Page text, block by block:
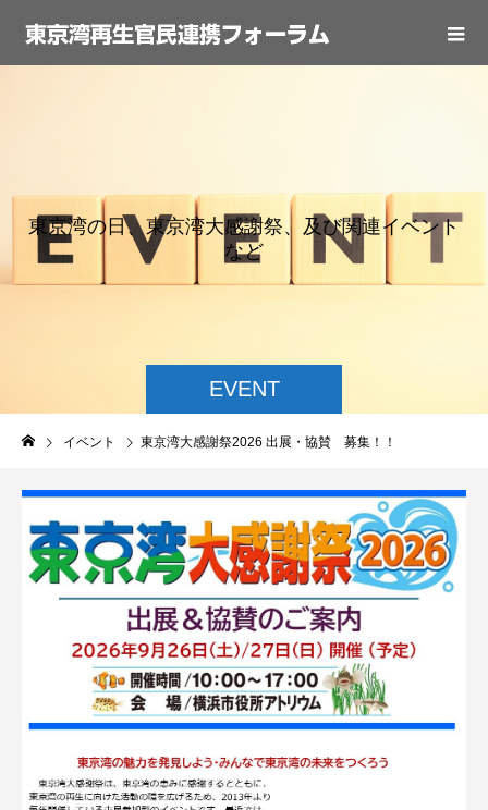
EVENT
東京湾の 日、東京湾大感謝祭、 及 び関連イベン ト
どの情
イベント 東京湾大感謝祭2026 出展・協賛 募集！！